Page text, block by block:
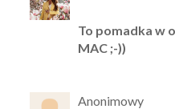
To pomadka w
MAC ;-))
Anonimowy